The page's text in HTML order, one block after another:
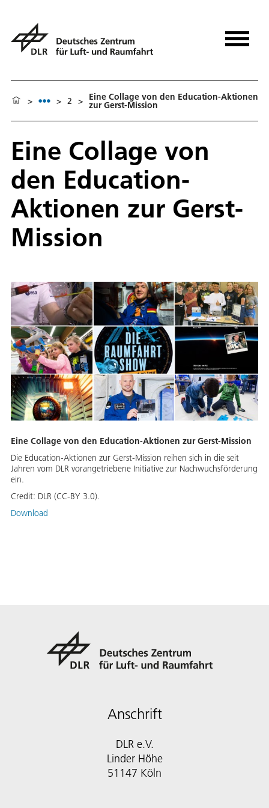
> > 2 > Eine Collage von den Education-Aktionen
zur Gerst-Mission
Eine Collage von
den Education-
Aktionen zur Gerst-
Mission
Eine Collage von den Education-Aktionen zur Gerst-Mission
Die Education-Aktionen zur Gerst-Mission reihen sich in die seit
Jahren vom DLR vorangetriebene Initiative zur Nachwuchsförderung
ein.
Credit: DLR (CC-BY 3.0).
Download
Anschrift
DLR e.V.
Linder Höhe
51147 Köln